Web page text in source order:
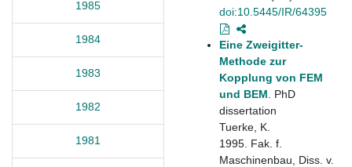
1985
1984
1983
1982
1981
doi:10.5445/IR/64395
Eine Zweigitter-
Methode zur
Kopplung von FEM
und BEM . PhD
dissertation
Tuerke, K.
1995. Fak. f.
Maschinenbau, Diss. v.